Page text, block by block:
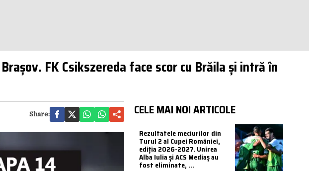
FK Csikszereda face scor cu Brăila și intră în
Share: CELE MAI NOI ARTICOLE
Rezultatele meciurilor din
Turul 2 al Cupei României,
ediția 2026-2027. Unirea
Alba Iulia și ACS Mediaș au
fost eliminate, ...